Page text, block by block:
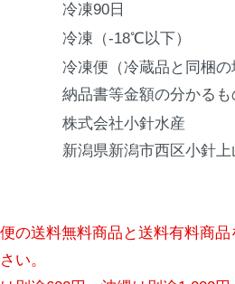
冷凍90日
冷凍（-18℃以下）
冷凍便（冷蔵品と同梱の
納品書等金額の分かるも
株式会社小針水産
新潟県新潟市西区小針上
の送料無料商品と送料有料商品
い。